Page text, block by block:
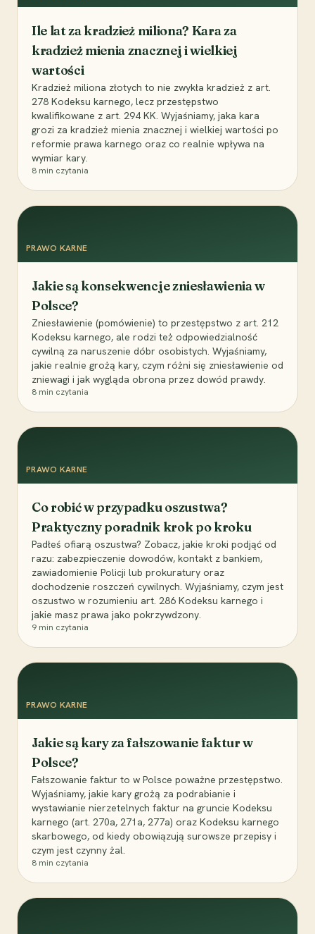
Ile lat za kradzież miliona? Kara za
kradzież mienia znacznej i wielkiej
wartości
Kradzież miliona złotych to nie zwykła kradzież z art.
278 Kodeksu karnego, lecz przestępstwo
kwalifikowane z art. 294 KK. Wyjaśniamy, jaka kara
grozi za kradzież mienia znacznej i wielkiej wartości po
reformie prawa karnego oraz co realnie wpływa na
wymiar kary.
8 min czytania
PRAWO KARNE
Jakie są konsekwencje zniesławienia w
Polsce?
Zniesławienie (pomówienie) to przestępstwo z art. 212
Kodeksu karnego, ale rodzi też odpowiedzialność
cywilną za naruszenie dóbr osobistych. Wyjaśniamy,
jakie realnie grożą kary, czym różni się zniesławienie od
zniewagi i jak wygląda obrona przez dowód prawdy.
8 min czytania
PRAWO KARNE
Co robić w przypadku oszustwa?
Praktyczny poradnik krok po kroku
Padłeś ofiarą oszustwa? Zobacz, jakie kroki podjąć od
razu: zabezpieczenie dowodów, kontakt z bankiem,
zawiadomienie Policji lub prokuratury oraz
dochodzenie roszczeń cywilnych. Wyjaśniamy, czym jest
oszustwo w rozumieniu art. 286 Kodeksu karnego i
jakie masz prawa jako pokrzywdzony.
9 min czytania
PRAWO KARNE
Jakie są kary za fałszowanie faktur w
Polsce?
Fałszowanie faktur to w Polsce poważne przestępstwo.
Wyjaśniamy, jakie kary grożą za podrabianie i
wystawianie nierzetelnych faktur na gruncie Kodeksu
karnego (art. 270a, 271a, 277a) oraz Kodeksu karnego
skarbowego, od kiedy obowiązują surowsze przepisy i
czym jest czynny żal.
8 min czytania